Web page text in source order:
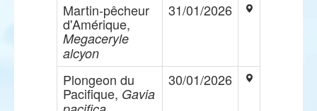
Martin-pêcheur
d'Amérique,
Megaceryle
alcyon
31/01/2026
Plongeon du
Pacifique, Gavia
30/01/2026